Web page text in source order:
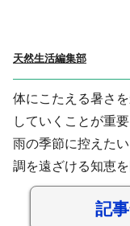
天然生活編集部
体にこたえる暑さ
していくことが重
雨の季節に控えた
調を遠ざける知恵
記